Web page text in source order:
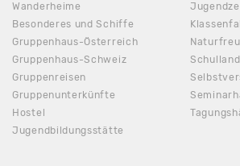
Wanderheime
Besonderes und Schiffe
Gruppenhaus-Österreich
Gruppenhaus-Schweiz
Gruppenreisen
Gruppenunterkünfte
Hostel
Jugendbildungsstätte